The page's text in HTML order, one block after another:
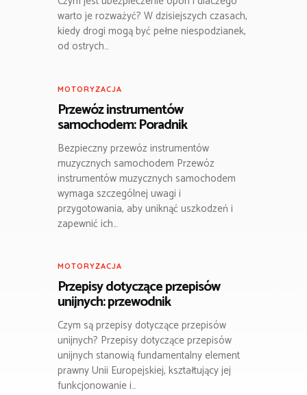
warto je rozważyć? W dzisiejszych czasach,
kiedy drogi mogą być pełne niespodzianek,
od ostrych…
MOTORYZACJA
Przewóz instrumentów
samochodem: Poradnik
Bezpieczny przewóz instrumentów
muzycznych samochodem Przewóz
instrumentów muzycznych samochodem
wymaga szczególnej uwagi i
przygotowania, aby uniknąć uszkodzeń i
zapewnić ich…
MOTORYZACJA
Przepisy dotyczące przepisów
unijnych: przewodnik
Czym są przepisy dotyczące przepisów
unijnych? Przepisy dotyczące przepisów
unijnych stanowią fundamentalny element
prawny Unii Europejskiej, kształtujący jej
funkcjonowanie i…